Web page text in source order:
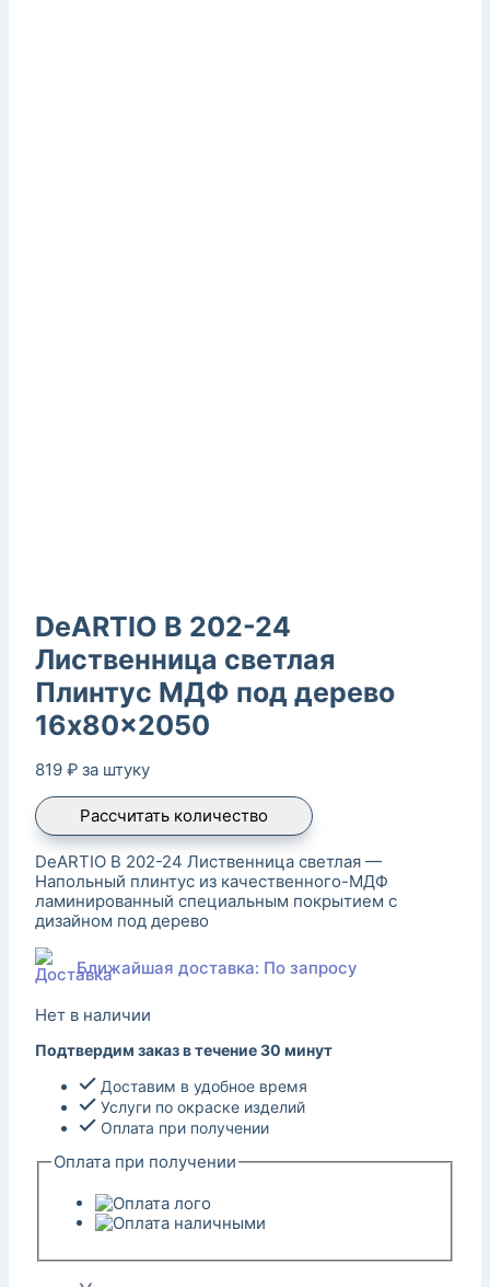
DeARTIO B 202-24
Лиственница светлая
Плинтус МДФ под дерево
16x80x2050
819 ₽ за штуку
Рассчитать количество
DeARTIO B 202-24 Лиственница светлая —
Напольный плинтус из качественного-МДФ
ламинированный специальным покрытием с
дизайном под дерево
Ближайшая доставка: По запросу
Нет в наличии
Подтвердим заказ в течение 30 минут
Доставим в удобное время
Услуги по окраске изделий
Оплата при получении
Оплата при получении